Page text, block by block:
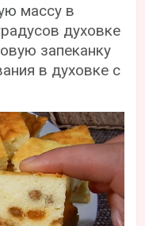
массу в
духовке
запеканку
в духовке с